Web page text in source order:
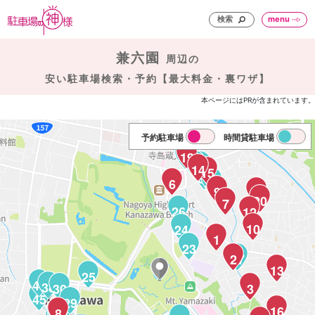
検索 menu
兼六園
周辺の
安い駐車場検索・予約【最大料金・裏ワザ】
本ページにはPRが含まれています。
46
45
44
43
41
39
38
36
30
29
27
26
25
24
23
21
20
19
15
14
13
12
10
9
7
6
3
2
1
予約駐車場 時間貸駐車場